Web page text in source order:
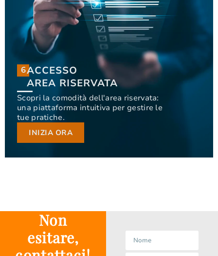
6ACCESSO
AREA RISERVATA
Scopri la comodità dell'area riservata:
una piattaforma intuitiva per gestire le
tue pratiche.
INIZIA ORA
6
ACCESSO
AREA RISERVATA
Scopri la comodità dell'area riservata: una
piattaforma intuitiva per gestire le tue pratiche.
INIZIA ORA
Non
esitare,